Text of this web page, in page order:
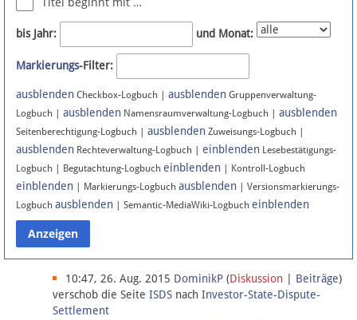
Newsletter
Bluesky
Facebook
Instagram
Anmelden
Datenschutz
Über Lobbypedia
Impressum
bis Jahr: und Monat:
Markierungs-Filter:
ausblenden Checkbox-Logbuch | ausblenden Gruppenverwaltung-
Logbuch | ausblenden Namensraumverwaltung-Logbuch | ausblenden
Seitenberechtigung-Logbuch | ausblenden Zuweisungs-Logbuch |
ausblenden Rechteverwaltung-Logbuch | einblenden Lesebestätigungs-
Logbuch | Begutachtung-Logbuch einblenden | Kontroll-Logbuch
einblenden | Markierungs-Logbuch ausblenden | Versionsmarkierungs-
Logbuch ausblenden | Semantic-MediaWiki-Logbuch einblenden
10:47, 26. Aug. 2015 DominikP (Diskussion Beiträge)
verschob die Seite ISDS nach Investor-State-Dispute-
Settlement